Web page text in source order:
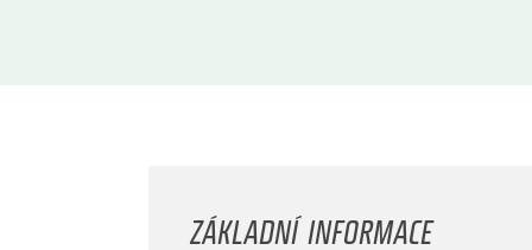
ZÁKLADNÍ INFORMACE